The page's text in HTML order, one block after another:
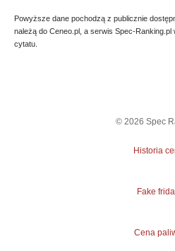
Powyższe dane pochodzą z publicznie
należą do Ceneo.pl, a serwis Spec-
cytatu.
© 2026 Spec
Historia
Fake
Cena